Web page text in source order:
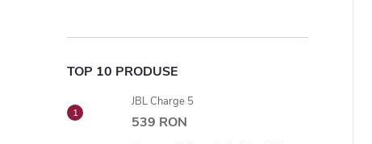
TOP 10 PRODUSE
JBL Charge 5
539 RON